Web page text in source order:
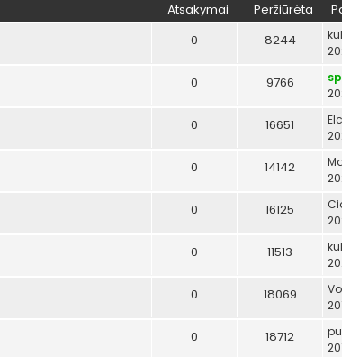
Atsakymai Peržiūrėta
0 8244
0 9766
0 16651
0 14142
0 16125
0 11513
0 18069
0 18712